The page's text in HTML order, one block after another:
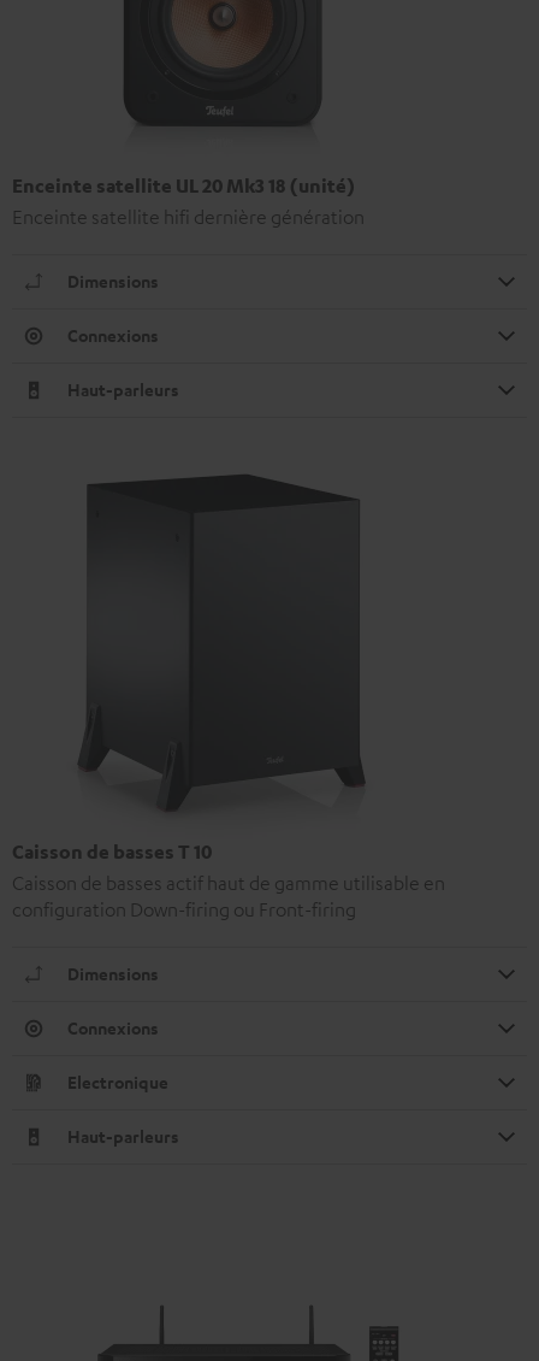
Enceinte satellite UL 20 Mk3 18 (unité)
Enceinte satellite hifi dernière génération
Dimensions
Connexions
Haut-parleurs
Caisson de basses T 10
Caisson de basses actif haut de gamme utilisable en
configuration Down-firing ou Front-firing
Dimensions
Connexions
Electronique
Haut-parleurs